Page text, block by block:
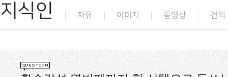
지식인 자유 이미지 동영상 건의